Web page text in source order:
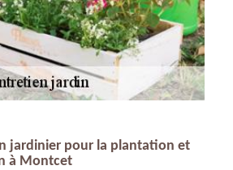
jardinier pour la plantation et
à Montcet